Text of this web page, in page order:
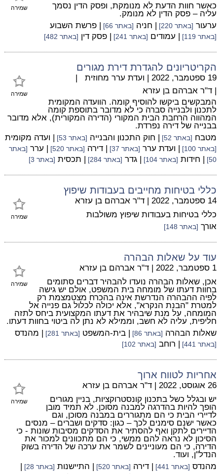
שמירה
כאשר חוות הדעת לא מנומקת, ופסק הדין נסמך
עליה – פסק הדין לא מנומק.
ערעור [באתר 220] | חניה [באתר 66] | פרשת השבוע
[באתר 119] | עמודים [באתר 241] | פסק דין [באתר 482]
הקריטריונים להגדרת דירת מגורים
שמירה
19 ספטמבר, 2022 | ועדת ערר מחוזית|
| ד"ר אברהם בן עזרא
המבקשים ביקשו להוסיף קומה. הוועדה המקומית
לתכנון ולבנייה סברה כי לא מדובר בתוספת קומה
המהווה הרחבת הבית המקורי (הדירה המקורית), אלא מדובר
בבנייה של דירה נפרדת.
מטבח [באתר 52] | חוק התכנון והבנייה [באתר 53] | ועדה מקומית
[באתר 100] | ועדת ערר [באתר 37] | דירה [באתר 520] | ערר [באתר
50]
| חידות [באתר 104] | גדר [באתר 284] | תכסית [באתר 3]
כללי בטיחות מחייבים בעבודות שיפוץ
שמירה
14 ספטמבר, 2022 | ד"ר אברהם בן עזרא
כללי בטיחות בעבודות שיפוץ משולבות
אורך [באתר 148]
עוד על שאלות הבהרה
שמירה
1 ספטמבר, 2022 | ד"ר אברהם בן עזרא
אכן, שאלות הבהרה נועדו להבהיר דברים סתומים
בחוות דעתו של מומחה בית המשפט, אולם יש גישה
לפיה ההבהרה הנדרשת אינה בהכרח מצטמצמת רק
למטרת "הבנת הנקרא", אלא יכולה לכלול גם פנייה אל
המומחה, על מנת שיבהיר את דעתו המקצועית ביחס לתזה
חליפית, עליה לא חשב, וממילא לא נתן לה ביטוי בחוות דעתו.
שאלות הבהרה [באתר 86] | בית-המשפט [באתר 281] | מהנדס
[באתר 441] | רוחב [באתר 102]
אחריות לטווח ארוך
שמירה
26 אוגוסט, 2022 | ד"ר אברהם בן עזרא
יש ובגלל כשל בתכנון קונסטרוקציות, בניין מגורים
הופך להיות בהדרגה למבנה מסוכן. לא תמיד מובן
לדיירי הבית כי הם מתגוררים במבנה מסוכן, וגם
כאשר ישנם סימנים לכך – כגון: סדקים ושברים – מנסים
הדיירים לתקן ואף להסתיר את הסדקים מסיבות שונות - כי
הסיכון לא נראה להם ממשי, כי הם מתכוונים למכור את
הדירה, כי הם מעוניינים לשמר את ערכה של הדירה בשוק
הנדל"ן, ועוד.
מהנדס [באתר 441] | דירה [באתר 520] | התיישנות [באתר 28]
|